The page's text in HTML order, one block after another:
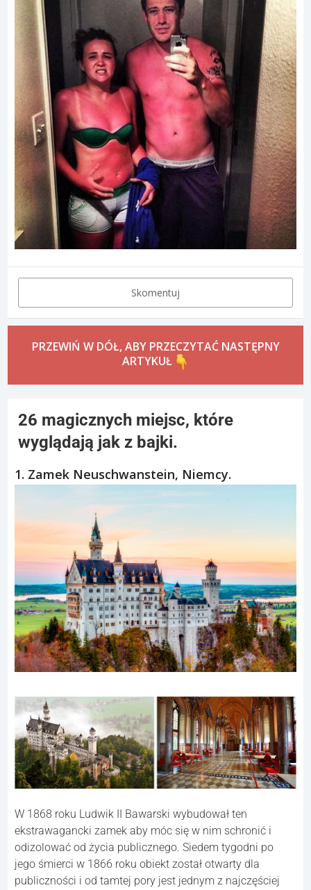
Skomentuj
PRZEWIŃ W DÓŁ, ABY PRZECZYTAĆ NASTĘPNY
ARTYKUŁ
26 magicznych miejsc, które
wyglądają jak z bajki.
1. Zamek Neuschwanstein, Niemcy.
W 1868 roku Ludwik II Bawarski wybudował ten
ekstrawagancki zamek aby móc się w nim schronić i
odizolować od życia publicznego. Siedem tygodni po
jego śmierci w 1866 roku obiekt został otwarty dla
publiczności i od tamtej pory jest jednym z najczęściej